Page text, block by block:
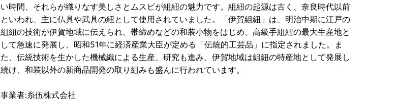
い時間、それらが織りなす美しさとムスビが組紐の魅力です。組紐の起源は古く、奈良時代以前
といわれ、主に仏具や武具の紐として使用されていました。「伊賀組紐」は、明治中期に江戸の
組紐の技術が伊賀地域に伝えられ、帯締めなどの和装小物をはじめ、高級手組紐の最大生産地と
して急速に発展し、昭和51年に経済産業大臣が定める「伝統的工芸品」に指定されました。ま
た、伝統技術を生かした機械織による生産、研究も進み、伊賀地域は組紐の特産地として発展し
続け、和装以外の新商品開発の取り組みも盛んに行われています。
事業者:糸伍株式会社